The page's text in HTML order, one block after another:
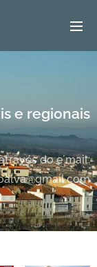
e regionais
do e´mail: